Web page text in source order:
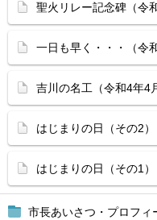
市長あいさつ・プロフィ
聖火リレー記念碑（令
一日も早く・・・（令
吉川の名工（令和4年4
はじまりの日（その2）
はじまりの日（その1）